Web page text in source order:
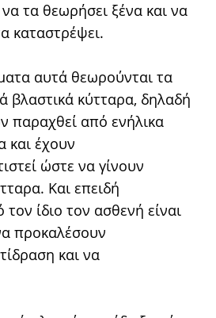
τα θεωρήσει ξένα και να
καταστρέψει.
αυτά θεωρούνται τα
βλαστικά κύτταρα, δηλαδή
παραχθεί από ενήλικα
και έχουν
ώστε να γίνουν
Και επειδή
ίδιο τον ασθενή είναι
προκαλέσουν
και να